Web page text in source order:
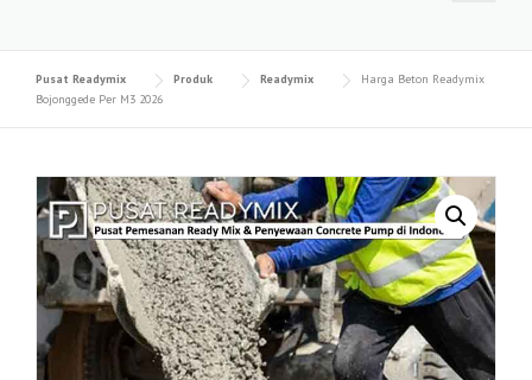
Pusat Readymix Produk Readymix
Harga Beton Readymix
Bojonggede Per M3 2026